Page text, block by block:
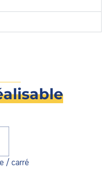
/ carré